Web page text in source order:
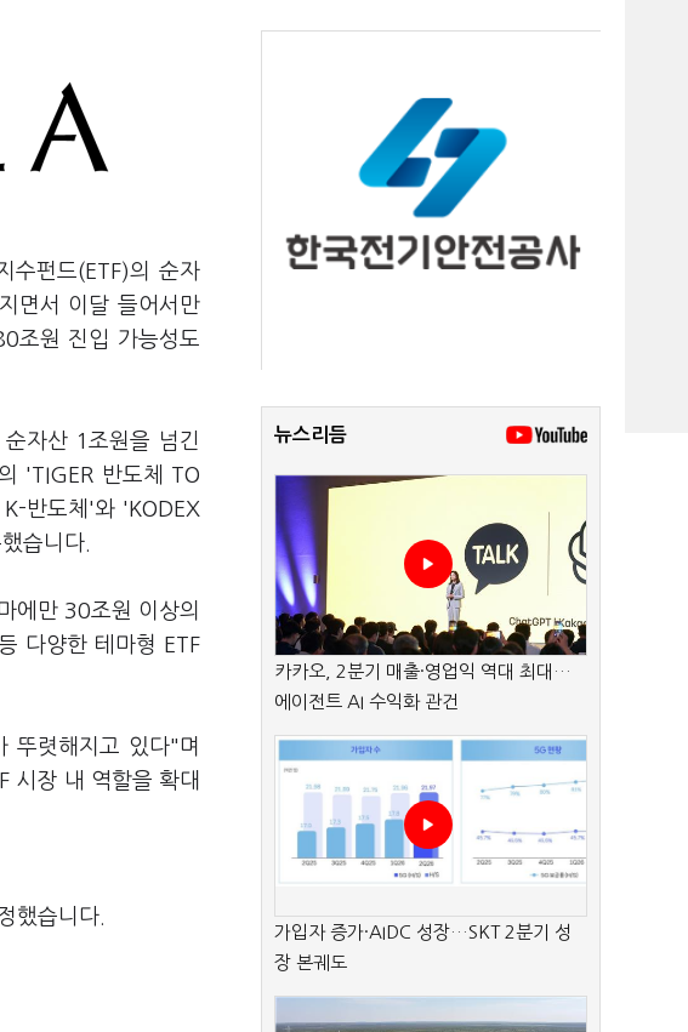
수펀드(ETF)의 순자
면서 이달 들어서만
조원 진입 가능성도
자산 1조원을 넘긴
'TIGER 반도체 TO
반도체'와 'KODEX
습니다.
에만 30조원 이상의
다양한 테마형 ETF
뚜렷해지고 있다"며
시장 내 역할을 확대
했습니다.
뉴스리듬
카카오, 2분기 매출·영업익 역대 최대…
에이전트 AI 수익화 관건
가입자 증가·AIDC 성장…SKT 2분기 성
장 본궤도